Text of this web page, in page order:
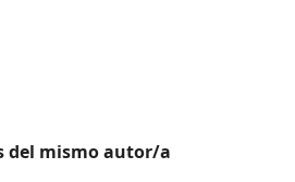
del mismo autor/a